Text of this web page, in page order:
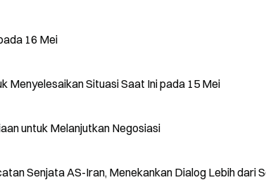
16 Mei
Menyelesaikan Situasi Saat Ini pada 15 Mei
untuk Melanjutkan Negosiasi
Senjata AS-Iran, Menekankan Dialog Lebih dari